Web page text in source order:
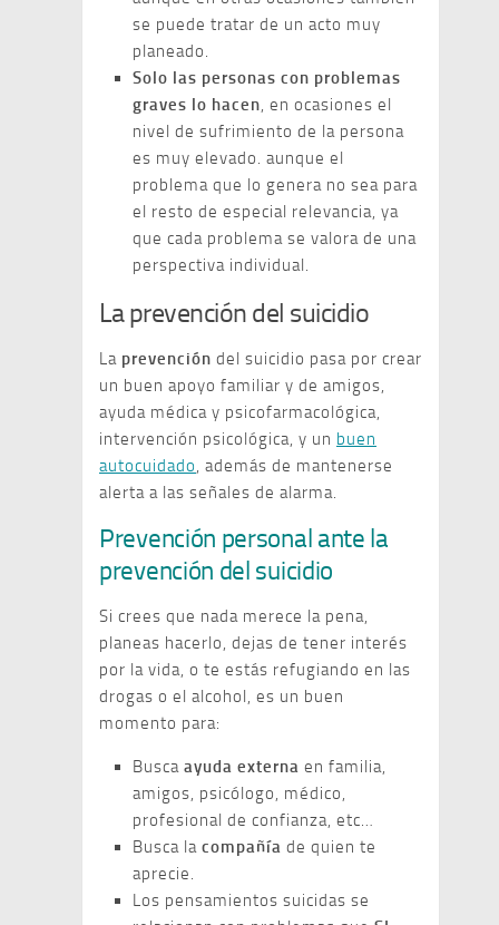
se puede tratar de un acto muy
planeado.
Solo las personas con problemas
graves lo hacen, en ocasiones el
nivel de sufrimiento de la persona
es muy elevado. aunque el
problema que lo genera no sea para
el resto de especial relevancia, ya
que cada problema se valora de una
perspectiva individual.
La prevención del suicidio
La prevención del suicidio pasa por crear
un buen apoyo familiar y de amigos,
ayuda médica y psicofarmacológica,
intervención psicológica, y un buen
autocuidado, además de mantenerse
alerta a las señales de alarma.
Prevención personal ante la
prevención del suicidio
Si crees que nada merece la pena,
planeas hacerlo, dejas de tener interés
por la vida, o te estás refugiando en las
drogas o el alcohol, es un buen
momento para:
Busca ayuda externa en familia,
amigos, psicólogo, médico,
profesional de confianza, etc…
Busca la compañía de quien te
aprecie.
Los pensamientos suicidas se